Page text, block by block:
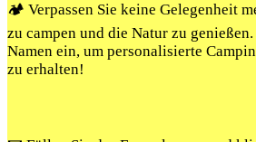
🏕️ Verpassen Sie keine Gelegenheit
zu campen und die Natur zu
Namen ein, um personalisierte
zu erhalten!